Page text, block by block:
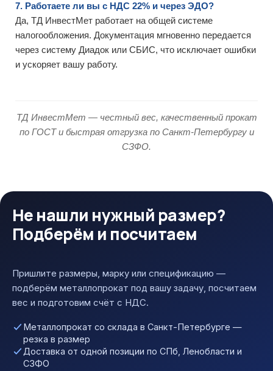
7. Работаете ли вы с НДС 22% и через ЭДО?
Да, ТД ИнвестМет работает на общей системе
налогообложения. Документация мгновенно передается
через систему Диадок или СБИС, что исключает ошибки
и ускоряет вашу работу.
ТД ИнвестМет — честный вес, качественный прокат
по ГОСТ и быстрая отгрузка по Санкт-Петербургу и
СЗФО.
Не нашли нужный размер?
Подберём и посчитаем
Пришлите размеры, марку или спецификацию —
подберём металлопрокат под вашу задачу, посчитаем
вес и подготовим счёт с НДС.
Металлопрокат со склада в Санкт-Петербурге —
резка в размер
Доставка от одной позиции по СПб, Ленобласти и
СЗФО